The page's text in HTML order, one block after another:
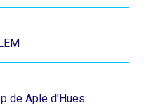
de Aple d'Hues